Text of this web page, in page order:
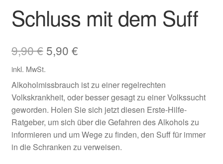
Zahlungsarten
Schluss mit dem Suff
9,90€ Ursprünglicher
war:
9,90 €
5,90 €Aktueller
ist:
5,90 €.
inkl. MwSt.
Alkoholmissbrauch ist zu einer regelrechten
Volkskrankheit, oder besser gesagt zu einer Volkssucht
geworden. Holen Sie sich jetzt diesen Erste-Hilfe-
Ratgeber, um sich über die Gefahren des Alkohols zu
informieren und um Wege zu finden, den Suff für immer
in die Schranken zu verweisen.